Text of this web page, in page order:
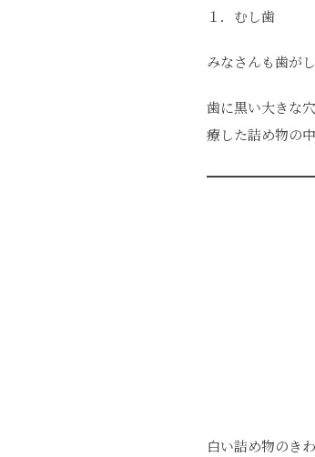
１．むし歯
みなさんも歯が
歯に黒い大きな
療した詰め物の
白い詰め物のき